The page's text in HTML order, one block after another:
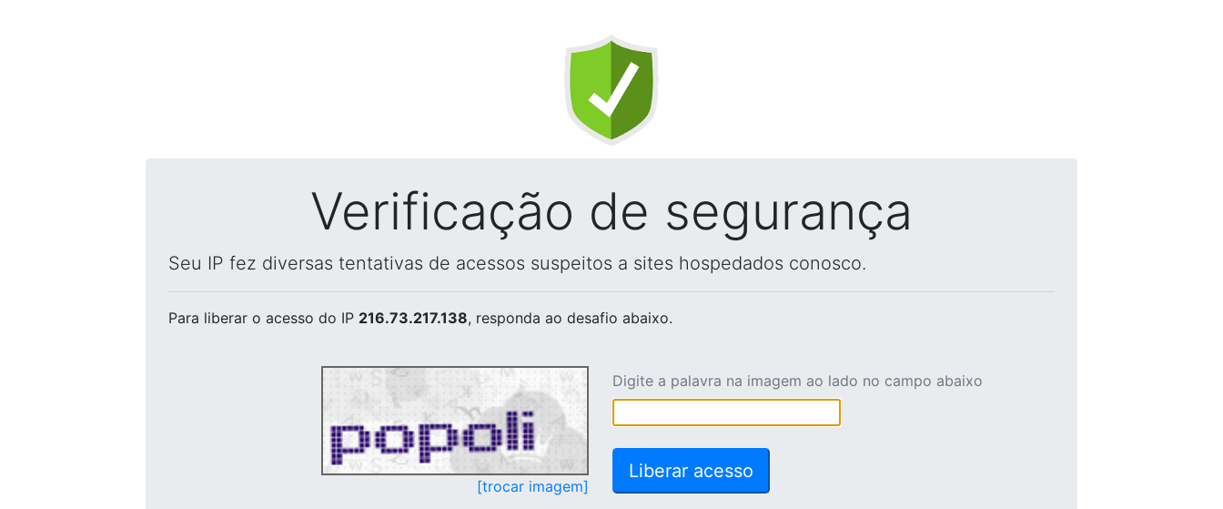
Verificação de segurança
Seu IP fez diversas tentativas de acessos suspeitos a sites hospedados conosco.
Para liberar o acesso do IP 216.73.217.138, responda ao desafio abaixo.
[trocar imagem]
Digite a palavra na imagem ao lado no campo abaixo